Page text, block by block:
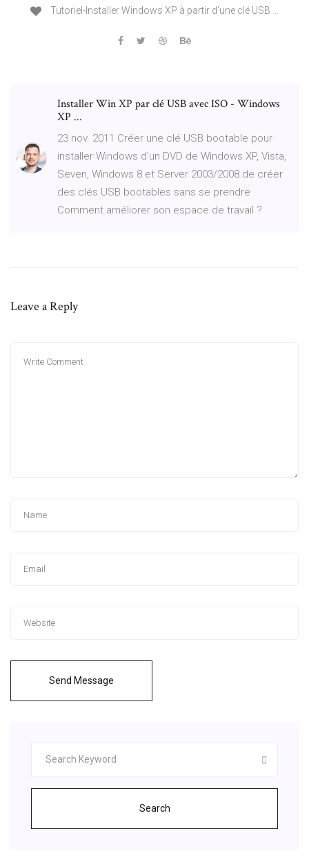
Tutoriel-Installer Windows XP à partir d'une clé USB …
Installer Win XP par clé USB avec ISO - Windows
XP ...
23 nov. 2011 Créer une clé USB bootable pour
installer Windows d'un DVD de Windows XP, Vista,
Seven, Windows 8 et Server 2003/2008 de créer
des clés USB bootables sans se prendre
Comment améliorer son espace de travail ?
Leave a Reply
Send Message
Search